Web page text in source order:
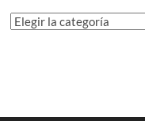
Categorías